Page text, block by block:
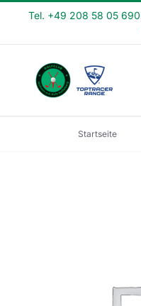
Tel. +49 208 58 05 690
Startseite